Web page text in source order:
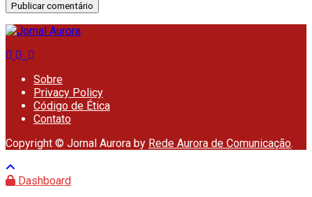
Sobre
Privacy Policy
Código de Ética
Contato
Copyright © Jornal Aurora by Rede Aurora de Comunicação.
Dashboard